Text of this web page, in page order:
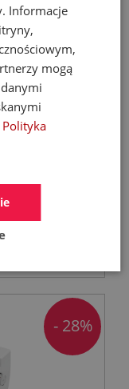
24 KW Eco
- 28%
Informacje
mogą
Polityka